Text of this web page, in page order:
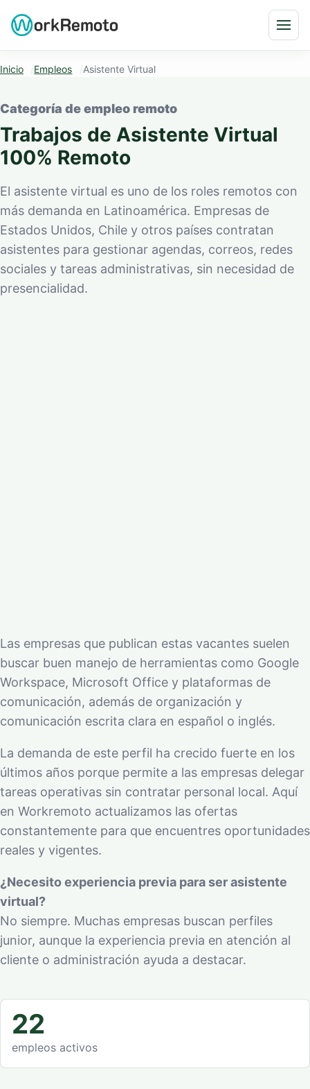
Inicio Empleos Asistente Virtual
Categoría de empleo remoto
Trabajos de Asistente Virtual
100% Remoto
El asistente virtual es uno de los roles remotos con
más demanda en Latinoamérica. Empresas de
Estados Unidos, Chile y otros países contratan
asistentes para gestionar agendas, correos, redes
sociales y tareas administrativas, sin necesidad de
presencialidad.
Las empresas que publican estas vacantes suelen
buscar buen manejo de herramientas como Google
Workspace, Microsoft Office y plataformas de
comunicación, además de organización y
comunicación escrita clara en español o inglés.
La demanda de este perfil ha crecido fuerte en los
últimos años porque permite a las empresas delegar
tareas operativas sin contratar personal local. Aquí
en Workremoto actualizamos las ofertas
constantemente para que encuentres oportunidades
reales y vigentes.
¿Necesito experiencia previa para ser asistente
virtual?
No siempre. Muchas empresas buscan perfiles
junior, aunque la experiencia previa en atención al
cliente o administración ayuda a destacar.
22
empleos activos